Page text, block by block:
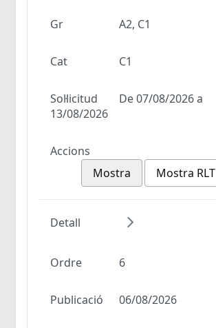
Gr A2, C1
Cat C1
Sol·licitud
De 07/08/2026 a
13/08/2026
Accions
Mostra
Mostra RLT
Detall
Ordre 6
Publicació 06/08/2026